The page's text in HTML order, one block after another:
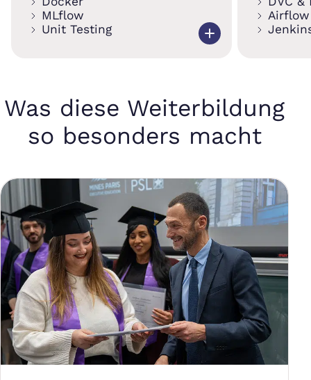
MLflow
Unit Testing
Airflow
Was diese Weiterbildung
so besonders macht